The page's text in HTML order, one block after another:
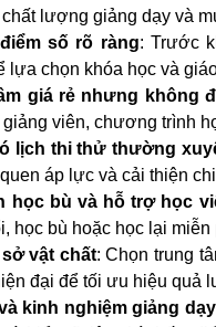
lượng giảng dạy và
số rõ ràng: Trước
lựa chọn khóa học và
giá rẻ nhưng không
viên, chương trình
lịch thi thử thường
áp lực và cải thiện
học bù và hỗ trợ học
học bù hoặc học lại
vật chất: Chọn trung
đại để tối ưu hiệu quả
kinh nghiệm giảng